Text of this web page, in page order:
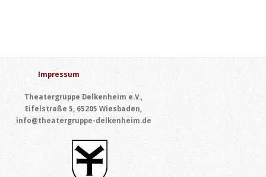
Impressum
Theatergruppe Delkenheim e.V.,
Eifelstraße 5, 65205 Wiesbaden,
info@theatergruppe-delkenheim.de